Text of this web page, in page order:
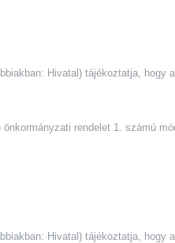
Hivatal) tájékoztatja, hogy
rendelet 1. számú
Hivatal) tájékoztatja, hogy